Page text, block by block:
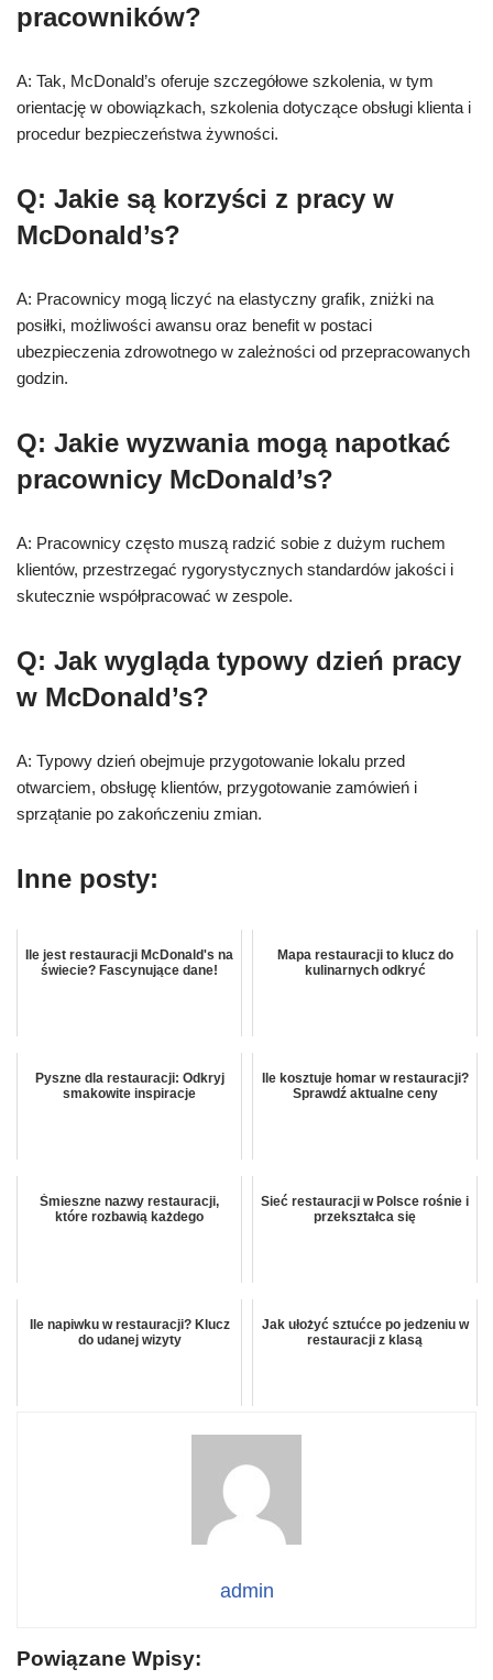
pracowników?
A: Tak, McDonald’s oferuje szczegółowe szkolenia, w tym
orientację w obowiązkach, szkolenia dotyczące obsługi klienta i
procedur bezpieczeństwa żywności.
Q: Jakie są korzyści z pracy w
McDonald’s?
A: Pracownicy mogą liczyć na elastyczny grafik, zniżki na
posiłki, możliwości awansu oraz benefit w postaci
ubezpieczenia zdrowotnego w zależności od przepracowanych
godzin.
Q: Jakie wyzwania mogą napotkać
pracownicy McDonald’s?
A: Pracownicy często muszą radzić sobie z dużym ruchem
klientów, przestrzegać rygorystycznych standardów jakości i
skutecznie współpracować w zespole.
Q: Jak wygląda typowy dzień pracy
w McDonald’s?
A: Typowy dzień obejmuje przygotowanie lokalu przed
otwarciem, obsługę klientów, przygotowanie zamówień i
sprzątanie po zakończeniu zmian.
Inne posty:
Ile jest restauracji McDonald's na
świecie? Fascynujące dane!
Mapa restauracji to klucz do
kulinarnych odkryć
Pyszne dla restauracji: Odkryj
smakowite inspiracje
Ile kosztuje homar w restauracji?
Sprawdź aktualne ceny
Śmieszne nazwy restauracji,
które rozbawią każdego
Sieć restauracji w Polsce rośnie i
przekształca się
Ile napiwku w restauracji? Klucz
do udanej wizyty
Jak ułożyć sztućce po jedzeniu w
restauracji z klasą
admin
Powiązane Wpisy: